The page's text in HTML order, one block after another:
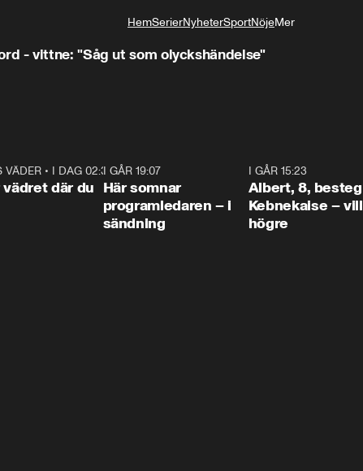
HemSerierNyheterSportNöjeMer
Livsstil
- vittne: "Såg ut som olyckshändelse"
1:06
VÄDER • I DAG 02:30
vädret där du
I GÅR 19:07
Här somnar
programledaren – i
sändning
I GÅR 15:23
Albert, 8, besteg
Kebnekaise – vill
högre